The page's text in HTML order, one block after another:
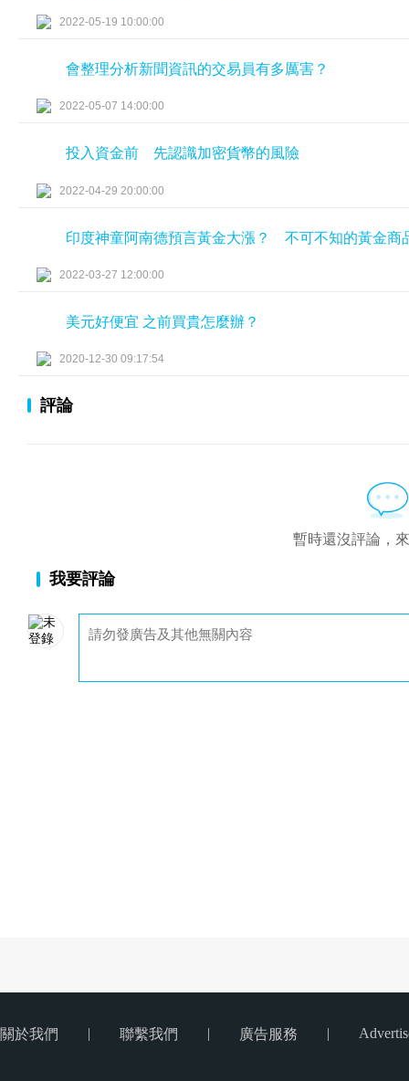
2022-05-19 10:00:00
會整理分析新聞資訊的交易員有多厲害？
2022-05-07 14:00:00
投入資金前 先認識加密貨幣的風險
2022-04-29 20:00:00
印度神童阿南德預言黃金大漲？ 不可不知的黃金商
2022-03-27 12:00:00
美元好便宜 之前買貴怎麼辦？
2020-12-30 09:17:54
評論
暫時還沒評論，
我要評論
關於我們 | 聯繫我們 | 廣告服務 |